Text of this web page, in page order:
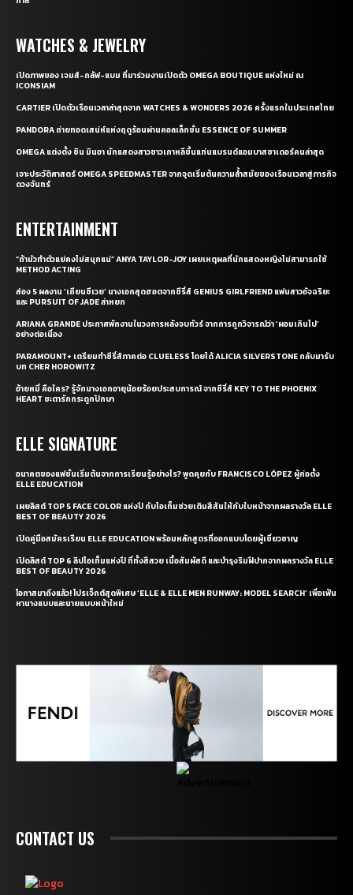
WATCHES & JEWELRY
เปิดภาพของ เจมส์-กลัฟ-แบม ที่มาร่วมงานเปิดตัว OMEGA BOUTIQUE แห่งใหม่ ณ
ICONSIAM
CARTIER เปิดตัวเรือนเวลาล่าสุดจาก WATCHES & WONDERS 2026 ครั้งแรกในประเทศไทย
PANDORA ถ่ายทอดเสน่ห์แห่งฤดูร้อนผ่านคอลเล็กชั่น ESSENCE OF SUMMER
OMEGA แต่งตั้ง ชิน มินอา นักแสดงสาวชาวเกาหลีขึ้นแท่นแบรนด์แอมบาสซาเดอร์คนล่าสุด
เจาะประวัติศาสตร์ OMEGA SPEEDMASTER จากจุดเริ่มต้นความล้ำสมัยของเรือนเวลาสู่ภารกิจ
ดวงจันทร์
ENTERTAINMENT
“ถ้ามัวทำตัวแย่คงไม่สนุกแน่” ANYA TAYLOR-JOY เผยเหตุผลที่นักแสดงหญิงไม่สามารถใช้
METHOD ACTING
ส่อง 5 ผลงาน ‘เถียนซีเวย’ นางเอกสุดฮอตจากซีรี่ส์ GENIUS GIRLFRIEND แฟนสาวอัจฉริยะ
และ PURSUIT OF JADE ล่าหยก
ARIANA GRANDE ประกาศพักงานในวงการหลังจบทัวร์ จากการถูกวิจารณ์ว่า ‘ผอมเกินไป’
อย่างต่อเนื่อง
PARAMOUNT+ เตรียมทำซีรี่ส์ภาคต่อ CLUELESS โดยได้ ALICIA SILVERSTONE กลับมารับ
บท CHER HOROWITZ
อ้ายหมี่ คือใคร? รู้จักนางเอกอายุน้อยร้อยประสบการณ์ จากซีรี่ส์ KEY TO THE PHOENIX
HEART ชะตารักกระดูกปักษา
ELLE SIGNATURE
อนาคตของแฟชั่นเริ่มต้นจากการเรียนรู้อย่างไร? พูดคุยกับ FRANCISCO LÓPEZ ผู้ก่อตั้ง
ELLE EDUCATION
เผยลิสต์ TOP 5 FACE COLOR แห่งปี กับไอเท็มช่วยเติมสีสันให้กับใบหน้าจากผลรางวัล ELLE
BEST OF BEAUTY 2026
เปิดคู่มือสมัครเรียน ELLE EDUCATION พร้อมหลักสูตรที่ออกแบบโดยผู้เชี่ยวชาญ
เปิดลิสต์ TOP 6 ลิปไอเท็มแห่งปี ที่ทั้งสีสวย เนื้อสัมผัสดี และบำรุงริมฝีปากจากผลรางวัล ELLE
BEST OF BEAUTY 2026
โอกาสมาถึงแล้ว! โปรเจ็กต์สุดพิเศษ ‘ELLE & ELLE MEN RUNWAY: MODEL SEARCH’ เพื่อเฟ้น
หานางแบบและนายแบบหน้าใหม่
CONTACT US